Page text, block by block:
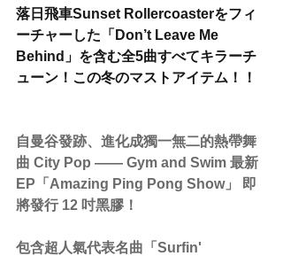
落日飛車Sunset Rollercoasterをフィ
ーチャーした「Don’t Leave Me
Behind」を含む全5曲すべてキラーチ
ューン！この冬のマストアイテム！！
自曼谷發跡、進化成獨一無二的熱帶舞
曲 City Pop —— Gym and Swim 最新
EP「Amazing Ping Pong Show」 即
將發行 12 吋黑膠！﻿
包含超人氣代表名曲「Surfin'